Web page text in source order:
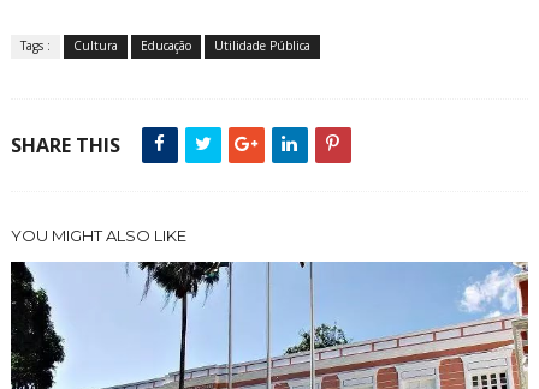
Tags : Cultura Educação Utilidade Pública
SHARE THIS
YOU MIGHT ALSO LIKE